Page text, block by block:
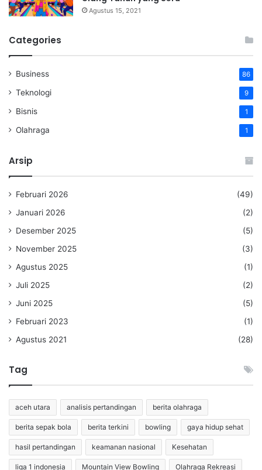
Agustus 15, 2021
Categories
Business 86
Teknologi 9
Bisnis 1
Olahraga 1
Arsip
Februari 2026
(49)
Januari 2026
(2)
Desember 2025
(5)
November 2025
(3)
Agustus 2025
(1)
Juli 2025
(2)
Juni 2025
(5)
Februari 2023
(1)
Agustus 2021
(28)
Tag
aceh utara analisis pertandingan berita olahraga
berita sepak bola berita terkini bowling gaya hidup sehat
hasil pertandingan keamanan nasional Kesehatan
liga 1 indonesia Mountain View Bowling Olahraga Rekreasi